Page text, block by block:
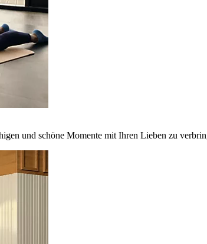
und schöne Momente mit Ihren Lieben zu